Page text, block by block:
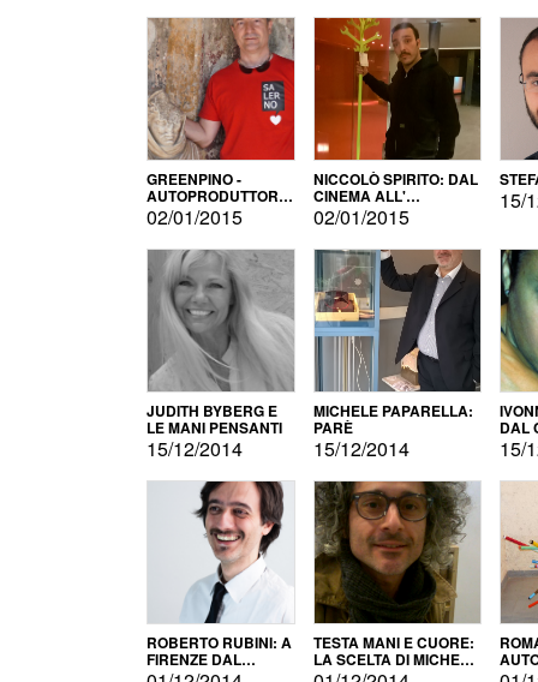
GREENPINO -
AUTOPRODUTTORE
PER AMORE
02/01/2015
NICCOLÒ SPIRITO: DAL
CINEMA ALL'
AUTOPRODUZIONE
02/01/2015
15/
JUDITH BYBERG E
LE MANI PENSANTI
15/12/2014
MICHELE PAPARELLA:
PARÈ
15/12/2014
DAL
15/
ROBERTO RUBINI: A
FIRENZE DAL
PRODOTTO ALLA
TESTA MANI E CUORE:
LA SCELTA DI MICHELE
BARBERIO